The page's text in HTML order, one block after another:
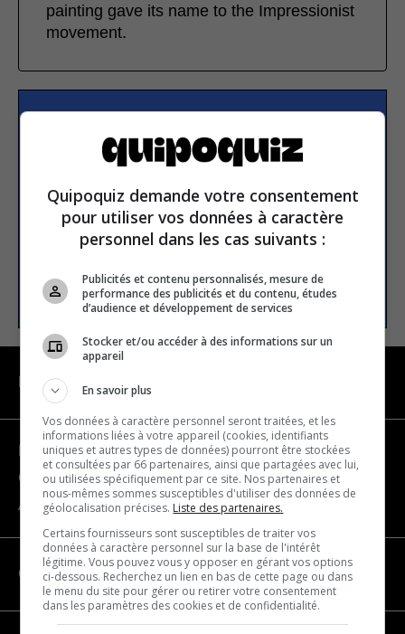
painting gave its name to the Impressionist
movement.
newsletter
Email address
SUBSCRIBE
NAVIGATION
Become a partner
Contact us
About us
CATEGORIES
Quipoquiz demande votre consentement
pour utiliser vos données à caractère
personnel dans les cas suivants :
Publicités et contenu personnalisés, mesure de
performance des publicités et du contenu, études
d’audience et développement de services
Stocker et/ou accéder à des informations sur un
appareil
En savoir plus
Vos données à caractère personnel seront traitées, et les
informations liées à votre appareil (cookies, identifiants
uniques et autres types de données) pourront être stockées
et consultées par 66 partenaires, ainsi que partagées avec lui,
ou utilisées spécifiquement par ce site. Nos partenaires et
nous-mêmes sommes susceptibles d'utiliser des données de
géolocalisation précises. Liste des partenaires.
Certains fournisseurs sont susceptibles de traiter vos
données à caractère personnel sur la base de l'intérêt
légitime. Vous pouvez vous y opposer en gérant vos options
ci-dessous. Recherchez un lien en bas de cette page ou dans
le menu du site pour gérer ou retirer votre consentement
dans les paramètres des cookies et de confidentialité.